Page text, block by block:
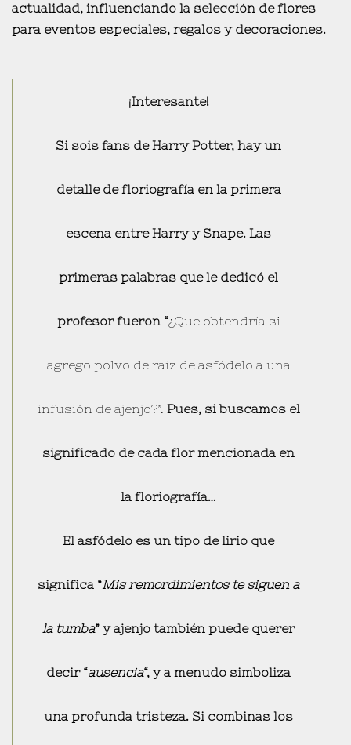
actualidad, influenciando la selección de flores
para eventos especiales, regalos y decoraciones.
¡Interesante!
Si sois fans de Harry Potter, hay un
detalle de floriografía en la primera
escena entre Harry y Snape. Las
primeras palabras que le dedicó el
profesor fueron “¿Que obtendría si
agrego polvo de raíz de asfódelo a una
infusión de ajenjo?”. Pues, si buscamos el
significado de cada flor mencionada en
la floriografía…
El asfódelo es un tipo de lirio que
significa “Mis remordimientos te siguen a
la tumba” y ajenjo también puede querer
decir “ausencia“, y a menudo simboliza
una profunda tristeza. Si combinas los